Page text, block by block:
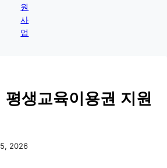
원
사
업
평생교육이용권 지원
2026